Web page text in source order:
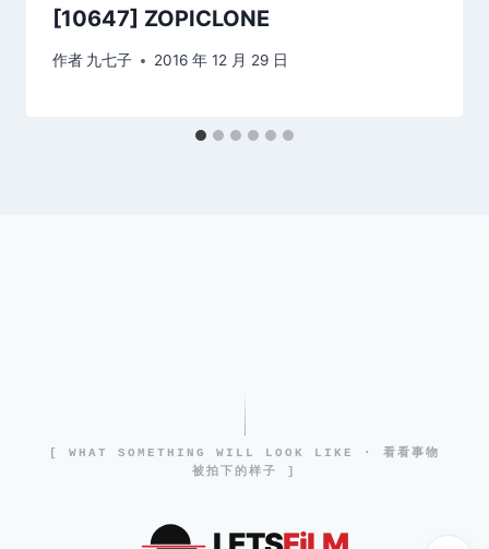
[10647] ZOPICLONE
作者 九七子 2016 年 12 月 29 日
[ WHAT SOMETHING WILL LOOK LIKE · 看看事物
被拍下的样子 ]